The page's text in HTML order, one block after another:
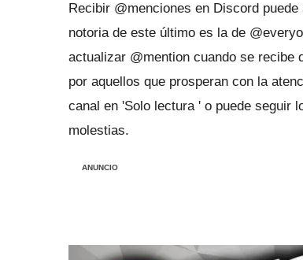
Recibir @menciones en Discord
notoria de este último es la de
actualizar @mention cuando se recibe
por aquellos que prosperan con la
canal en 'Solo lectura' o puede seguir
molestias.
ANUNCIO